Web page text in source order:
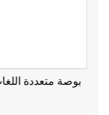
2.13 بوصة متعددة